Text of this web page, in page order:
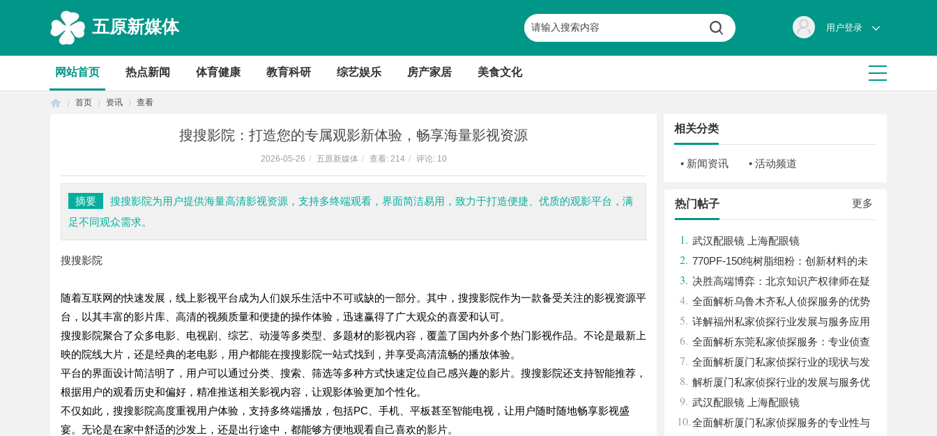
五原新媒体 用户登录
网站首页 热点新闻 体育健康 教育科研 综艺娱乐 房产家居 美食文化
首页 资讯 查看
搜搜影院：打造您的专属观影新体验，畅享海量影视资源
2026-05-26 / 五原新媒体 / 查看: 214 / 评论: 10
摘要
搜搜影院为用户提供海量高清影视资源，支持多终端观看，界面简洁易用，致力于打造便捷、优质的观影平台，满
足不同观众需求。
搜搜影院
随着互联网的快速发展，线上影视平台成为人们娱乐生活中不可或缺的一部分。其中，搜搜影院作为一款备受关注的影视资源平
台，以其丰富的影片库、高清的视频质量和便捷的操作体验，迅速赢得了广大观众的喜爱和认可。
搜搜影院聚合了众多电影、电视剧、综艺、动漫等多类型、多题材的影视内容，覆盖了国内外多个热门影视作品。不论是最新上
映的院线大片，还是经典的老电影，用户都能在搜搜影院一站式找到，并享受高清流畅的播放体验。
平台的界面设计简洁明了，用户可以通过分类、搜索、筛选等多种方式快速定位自己感兴趣的影片。搜搜影院还支持智能推荐，
根据用户的观看历史和偏好，精准推送相关影视内容，让观影体验更加个性化。
不仅如此，搜搜影院高度重视用户体验，支持多终端播放，包括PC、手机、平板甚至智能电视，让用户随时随地畅享影视盛
宴。无论是在家中舒适的沙发上，还是出行途中，都能够方便地观看自己喜欢的影片。
相关分类
• 新闻资讯 • 活动频道
更多
热门帖子
1. 武汉配眼镜 上海配眼镜
2. 770PF-150纯树脂细粉：创新材料的未
来
3. 决胜高端博弈：北京知识产权律师在疑
难复杂案件中的破局之道
4. 全面解析乌鲁木齐私人侦探服务的优势
与应用
5. 详解福州私家侦探行业发展与服务应用
全方位指南
6. 全面解析东莞私家侦探服务：专业侦查
助您解决各种疑难问题
7. 全面解析厦门私家侦探行业的现状与发
展趋势
8. 解析厦门私家侦探行业的发展与服务优
势全面指南
9. 武汉配眼镜 上海配眼镜
10.全面解析厦门私家侦探服务的专业性与